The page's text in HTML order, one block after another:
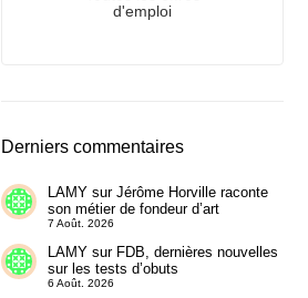
d'emploi
Derniers commentaires
LAMYsur Jérôme Horville raconte
son métier de fondeur d’art
7 Août. 2026
LAMYsur FDB, dernières nouvelles
sur les tests d’obuts
6 Août. 2026